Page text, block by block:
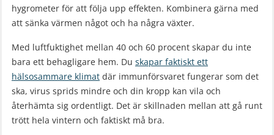
hygrometer för att följa upp effekten. Kombinera gärna med
att sänka värmen något och ha några växter.
Med luftfuktighet mellan 40 och 60 procent skapar du inte
bara ett behagligare hem. Du skapar faktiskt ett
hälsosammare klimat där immunförsvaret fungerar som det
ska, virus sprids mindre och din kropp kan vila och
återhämta sig ordentligt. Det är skillnaden mellan att gå runt
trött hela vintern och faktiskt må bra.